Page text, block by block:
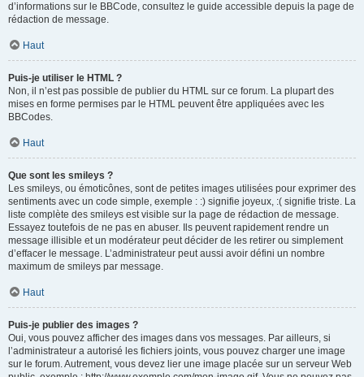
d’informations sur le BBCode, consultez le guide accessible depuis la page de
rédaction de message.
Haut
Puis-je utiliser le HTML ?
Non, il n’est pas possible de publier du HTML sur ce forum. La plupart des
mises en forme permises par le HTML peuvent être appliquées avec les
BBCodes.
Haut
Que sont les smileys ?
Les smileys, ou émoticônes, sont de petites images utilisées pour exprimer des
sentiments avec un code simple, exemple : :) signifie joyeux, :( signifie triste. La
liste complète des smileys est visible sur la page de rédaction de message.
Essayez toutefois de ne pas en abuser. Ils peuvent rapidement rendre un
message illisible et un modérateur peut décider de les retirer ou simplement
d’effacer le message. L’administrateur peut aussi avoir défini un nombre
maximum de smileys par message.
Haut
Puis-je publier des images ?
Oui, vous pouvez afficher des images dans vos messages. Par ailleurs, si
l’administrateur a autorisé les fichiers joints, vous pouvez charger une image
sur le forum. Autrement, vous devez lier une image placée sur un serveur Web